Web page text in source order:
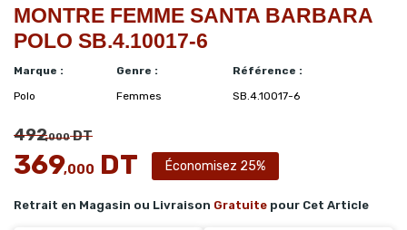
MONTRE FEMME SANTA BARBARA
POLO SB.4.10017-6
Marque :
Polo
Genre :
Femmes
Référence :
SB.4.10017-6
492,000DT
369,000 DT Économisez 25%
Retrait en Magasin ou Livraison Gratuite pour Cet Article